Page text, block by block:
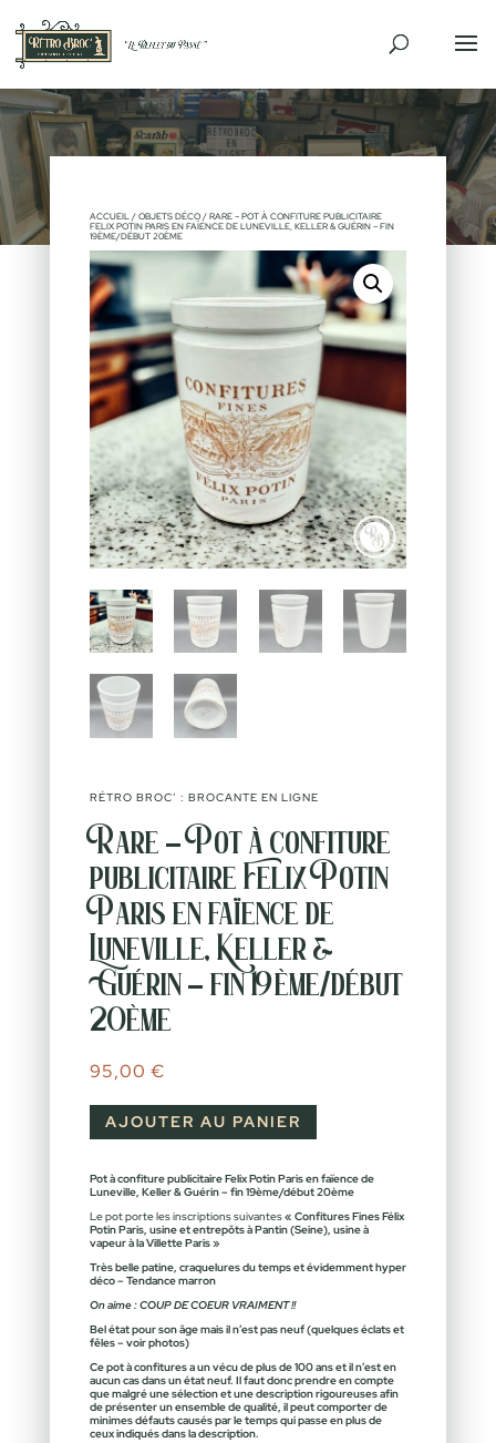
ACCUEIL/ OBJETS DÉCO/ RARE – POT À CONFITURE PUBLICITAIRE
FELIX POTIN PARIS EN FAÏENCE DE LUNEVILLE, KELLER & GUÉRIN – FIN
19ÈME/DÉBUT 20ÈME
RÉTRO BROC’ : BROCANTE EN LIGNE
Rare – Pot à confiture
publicitaire Felix Potin
Paris en faïence de
Luneville, Keller &
Guérin – fin 19ème/début
20ème
95,00 €
AJOUTER AU PANIER
Pot à confiture publicitaire Felix Potin Paris en faïence de
Luneville, Keller & Guérin – fin 19ème/début 20ème
Le pot porte les inscriptions suivantes« Confitures Fines Félix
Potin Paris, usine et entrepôts à Pantin (Seine), usine à
vapeur à la Villette Paris »
Très belle patine, craquelures du temps et évidemment hyper
déco – Tendance marron
On aime : COUP DE COEUR VRAIMENT !!
Bel état pour son âge mais il n’est pas neuf (quelques éclats et
fêles – voir photos)
Ce pot à confitures a un vécu de plus de 100 ans et il n’est en
aucun cas dans un état neuf. Il faut donc prendre en compte
que malgré une sélection et une description rigoureuses afin
de présenter un ensemble de qualité, il peut comporter de
minimes défauts causés par le temps qui passe en plus de
ceux indiqués dans la description.